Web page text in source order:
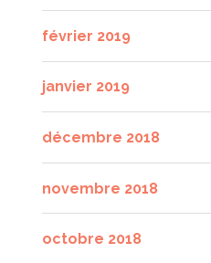
février 2019
janvier 2019
décembre 2018
novembre 2018
octobre 2018